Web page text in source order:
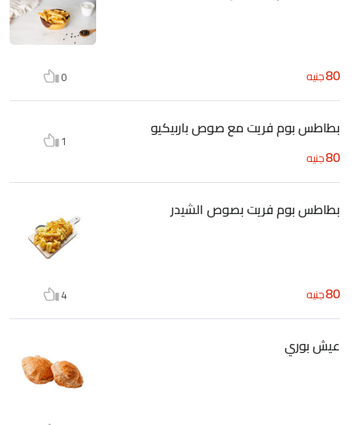
80جنيه 0
بطاطس بوم فريت مع صوص باربيكيو
80جنيه
1
بطاطس بوم فريت بصوص الشيدر
80جنيه 4
عيش بوري